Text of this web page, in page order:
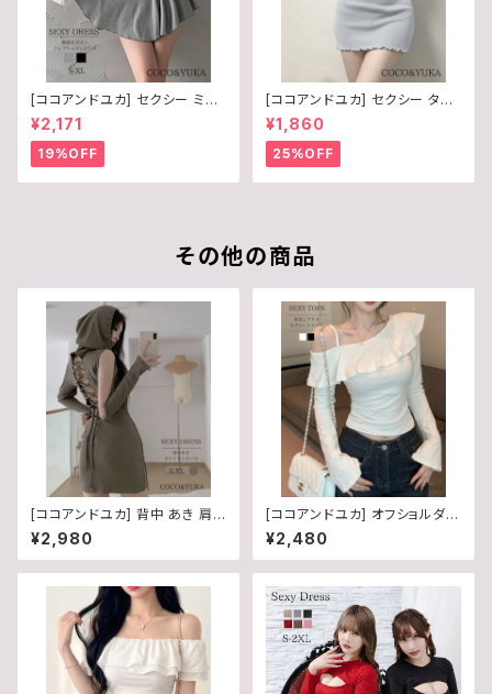
[ココアンドユカ] セクシー ミニ
ワンピース フレア 胸元 ボタン
半袖 谷間 レディース リブ ニッ
ト 前開き シンプル かわいい ミ
ニワンピ 夏 B0FDFKWDVQ
¥2,171
19%OFF
[ココアンドユカ] セクシー タイ
ト Vネック 半袖 ミニ ワンピース
リブ ニット フリル シンプル ボデ
ィコン オフショルダー 胸元 ミニ
ワンピ レディース B0F6Y3TQ
B9
¥1,860
25%OFF
その他の商品
[ココアンドユカ] 背中 あき 肩
出し セクシー ミニ ワンピース
長袖 タイト ミニワンピ オープン
ショルダー Vネック フード 付き
¥2,980
[ココアンドユカ] オフショルダー
かわいい フリル 肩出し トップス
レディース 長袖 タイト カットソ
ー スリット 袖 春 夏 秋 白 B0H
¥2,480